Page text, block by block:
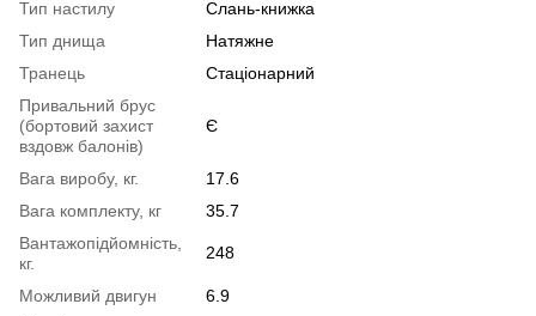
Тип настилу
Слань-книжка
Тип днища
Натяжне
Транець
Стаціонарний
Привальний брус
(бортовий захист
вздовж балонів)
Є
Вага виробу, кг.
17.6
Вага комплекту, кг
35.7
Вантажопідйомність,
кг.
248
Можливий двигун
6.9